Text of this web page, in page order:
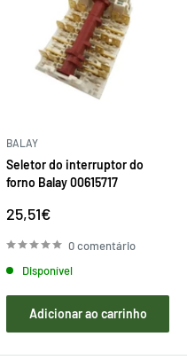
BALAY
Seletor do interruptor do
forno Balay 00615717
Preço
venda
25,51€
0 comentário
Disponível
Adicionar ao carrinho